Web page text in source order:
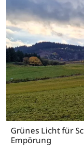
Grünes Licht für
Empörung